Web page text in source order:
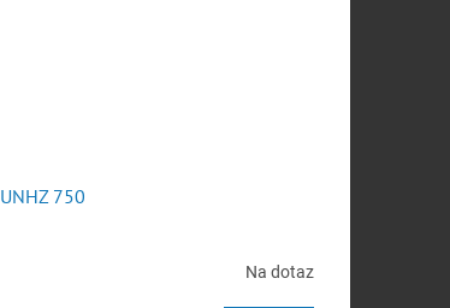
UNHZ 750
Na dotaz